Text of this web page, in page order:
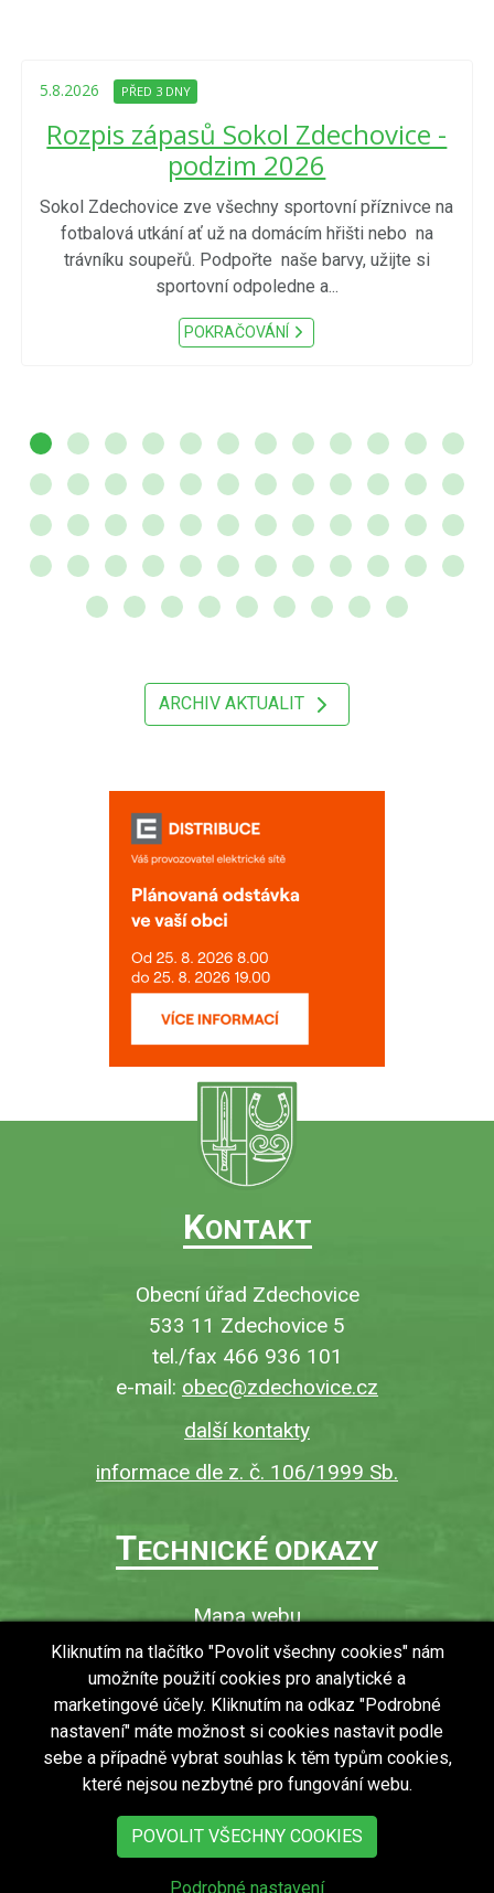
5.8.2026 PŘED 3 DNY
Rozpis zápasů Sokol Zdechovice -
podzim 2026
Sokol Zdechovice zve všechny sportovní příznivce na
fotbalová utkání ať už na domácím hřišti nebo na
trávníku soupeřů. Podpořte naše barvy, užijte si
sportovní odpoledne a...
POKRAČOVÁNÍ
ARCHIV AKTUALIT
KONTAKT
Obecní úřad Zdechovice
533 11 Zdechovice 5
tel./fax 466 936 101
e-mail: obec@zdechovice.cz
další kontakty
informace dle z. č. 106/1999 Sb.
TECHNICKÉ ODKAZY
Mapa webu
O webu
Povinně zveřejňované informace
Ochrana osobních údajů (GDPR)
Vyhledávání
RSS
Bezbariérový přístup v obci
Kliknutím na tlačítko "Povolit všechny cookies" nám
umožníte použití cookies pro analytické a
marketingové účely. Kliknutím na odkaz "Podrobné
nastavení" máte možnost si cookies nastavit podle
sebe a případně vybrat souhlas k těm typům cookies,
které nejsou nezbytné pro fungování webu.
POVOLIT VŠECHNY COOKIES
Podrobné nastavení